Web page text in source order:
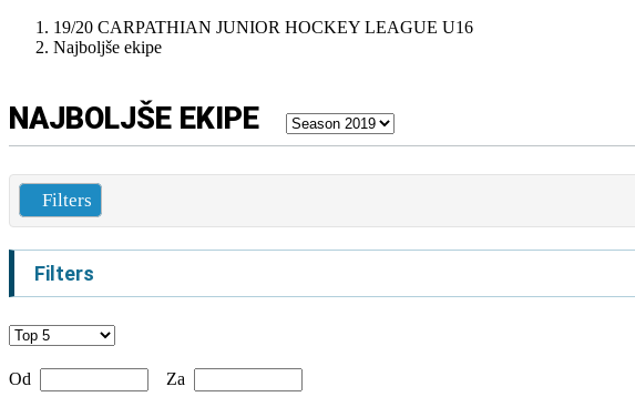
19/20 CARPATHIAN JUNIOR HOCKEY LEAGUE U16
Najboljše ekipe
NAJBOLJŠE EKIPE
Filters
Filters
Od Za